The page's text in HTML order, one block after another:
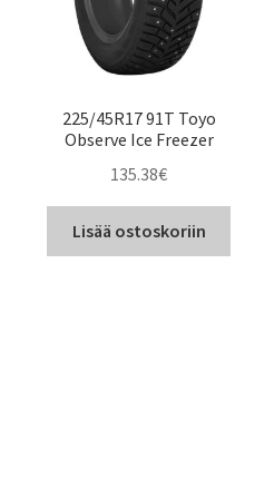
225/45R17 91T Toyo
Observe Ice Freezer
135.38€
Lisää ostoskoriin